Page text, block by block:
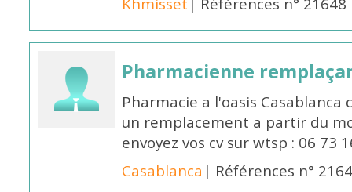
Pharmacienne
Pharmacie a l'oasis
un remplacement a partir du
envoyez vos cv sur wtsp : 06 73
Casablanca | Références n°